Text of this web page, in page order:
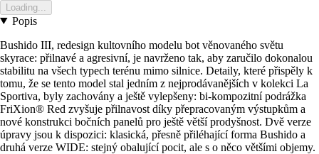
Loading...
Popis
Bushido III, redesign kultovního modelu bot věnovaného světu
skyrace: přilnavé a agresivní, je navrženo tak, aby zaručilo dokonalou
stabilitu na všech typech terénu mimo silnice. Detaily, které přispěly k
tomu, že se tento model stal jedním z nejprodávanějších v kolekci La
Sportiva, byly zachovány a ještě vylepšeny: bi-kompozitní podrážka
FriXion® Red zvyšuje přilnavost díky přepracovaným výstupkům a
nové konstrukci bočních panelů pro ještě větší prodyšnost. Dvě verze
úpravy jsou k dispozici: klasická, přesně přiléhající forma Bushido a
druhá verze WIDE: stejný obalující pocit, ale s o něco většími objemy.